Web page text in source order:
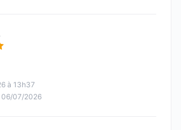
5
à 13h37
06/07/2026